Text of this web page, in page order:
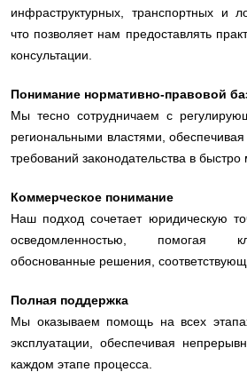
инфраструктурных, транспортных и
что позволяет нам предоставлять
консультации.
Понимание нормативно-правовой
Мы тесно сотрудничаем с
региональными властями,
требований законодательства в
Коммерческое понимание
Наш подход сочетает юридическую
осведомленностью, помогая
обоснованные решения,
Полная поддержка
Мы оказываем помощь на всех
эксплуатации, обеспечивая
каждом этапе процесса.